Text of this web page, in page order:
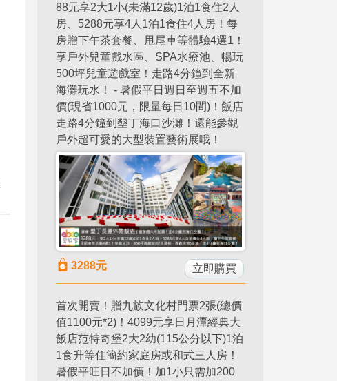
88元享2大1小(未滿12歲)1泊1食住2人
房、5288元享4人1泊1食住4人房！每
房贈下午茶套餐、甩尾車等體驗4選1！
享戶外兒童戲水區、SPA水療池、暢玩
500坪兒童遊戲室！走路4分鐘到全新
海灘玩水！ - 暑假平日週日至週五不加
價(現省1000元，限量每日10間)！飯店
走路4分鐘到墾丁海口沙灘！還能參觀
戶外超可愛的大型裝置藝術展哦！
3288元 立即購買
首次開賣！贈九族文化村門票2張(總價
值1100元*2)！4099元享日月潭經典大
飯店范特奇堡2大2幼(115公分以下)1泊
1食升等住簡約家庭房或和式三人房！
暑假平旺日不加價！加1小只需加200